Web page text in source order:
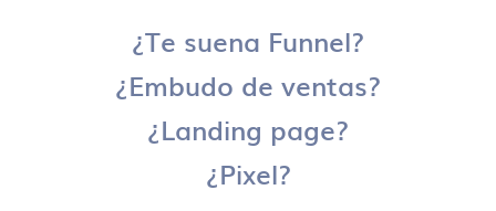
¿Te suena Funnel?
¿Embudo de ventas?
¿Landing page?
¿Pixel?